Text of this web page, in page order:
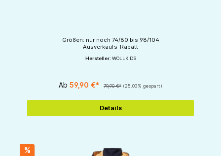
Größen: nur noch 74/80 bis 98/104
Ausverkaufs-Rabatt
Hersteller: WOLLKIDS
Ab 59,90 €* 79,90 €* (25.03% gespart)
Details
%